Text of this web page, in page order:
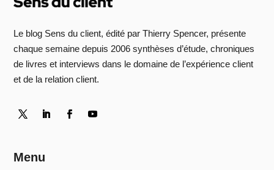
Le blog Sens du client, édité par Thierry Spencer, présente
chaque semaine depuis 2006 synthèses d’étude, chroniques
de livres et interviews dans le domaine de l’expérience client
et de la relation client.
Menu